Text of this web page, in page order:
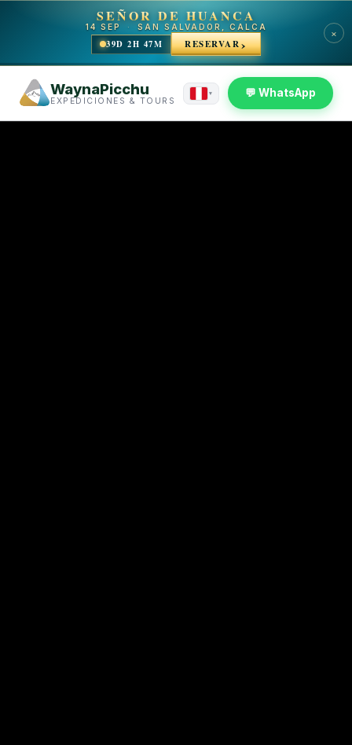
SEÑOR DE HUANCA
14 SEP · SAN SALVADOR, CALCA
39D 2H 47M RESERVAR
×
WaynaPicchu
EXPEDICIONES & TOURS
▾ 💬 WhatsApp